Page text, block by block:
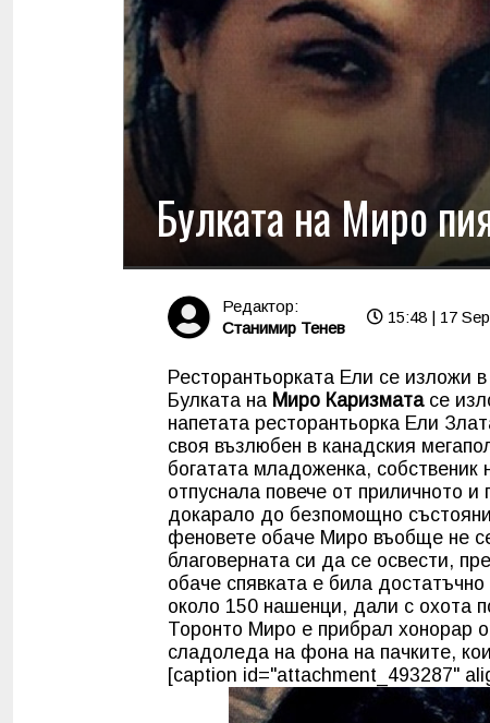
Булката на Миро
Редактор:
Станимир Тенев
15:48 | 17
Ресторантьорката Ели се изложи
Булката на Миро Каризматасе
напетата ресторантьорка Ели
своя възлюбен в канадския
богатата младоженка,
отпуснала повече от приличното
докарало до безпомощно
феновете обаче Миро въобще не
благоверната си да се освести,
обаче спявката е била
около 150 нашенци, дали с охота
Торонто Миро е прибрал хонорар
сладоледа на фона на пачките,
[caption id="attachment_493287"